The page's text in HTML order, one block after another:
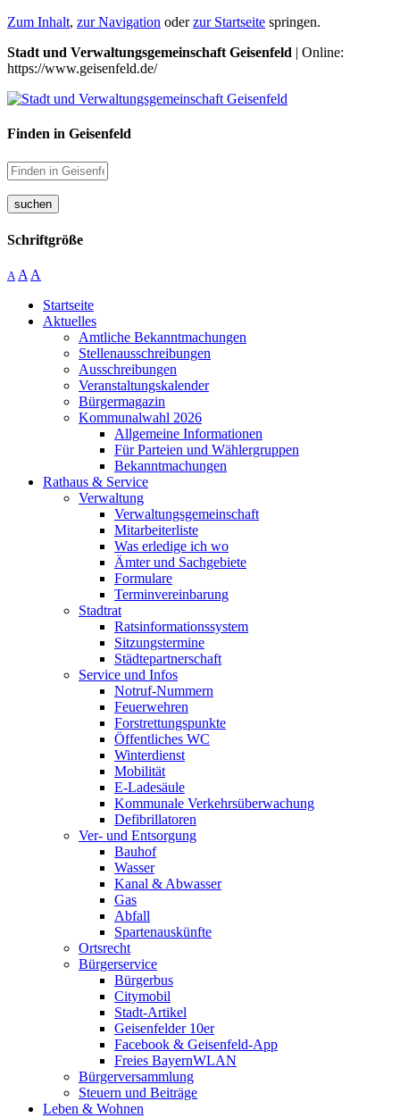
Zum Inhalt, zur Navigation oderzur Startseite springen.
Stadt und Verwaltungsgemeinschaft Geisenfeld | Online:
https://www.geisenfeld.de/
Finden in Geisenfeld
suchen
Schriftgröße
A A A
Startseite
Aktuelles
Amtliche Bekanntmachungen
Stellenausschreibungen
Ausschreibungen
Veranstaltungskalender
Bürgermagazin
Kommunalwahl 2026
Allgemeine Informationen
Für Parteien und Wählergruppen
Bekanntmachungen
Rathaus & Service
Verwaltung
Verwaltungsgemeinschaft
Mitarbeiterliste
Was erledige ich wo
Ämter und Sachgebiete
Formulare
Terminvereinbarung
Stadtrat
Ratsinformationssystem
Sitzungstermine
Städtepartnerschaft
Service und Infos
Notruf-Nummern
Feuerwehren
Forstrettungspunkte
Öffentliches WC
Winterdienst
Mobilität
E-Ladesäule
Kommunale Verkehrsüberwachung
Defibrillatoren
Ver- und Entsorgung
Bauhof
Wasser
Kanal & Abwasser
Gas
Abfall
Spartenauskünfte
Ortsrecht
Bürgerservice
Bürgerbus
Citymobil
Stadt-Artikel
Geisenfelder 10er
Facebook & Geisenfeld-App
Freies BayernWLAN
Bürgerversammlung
Steuern und Beiträge
Leben & Wohnen